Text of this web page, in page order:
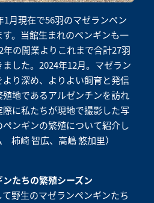
1月現在で56羽のマゼランペン
。当館生まれのペンギンも一
の開業よりこれまで合計27羽
した。2024年12月。マゼラン
り深め、よりよい飼育と発信
地であるアルゼンチンを訪れ
に私たちが現地で撮影した写
ンギンの繁殖について紹介し
柿崎 智広、高嶋 悠加里）
たちの繁殖シーズン
野生のマゼランペンギンたち